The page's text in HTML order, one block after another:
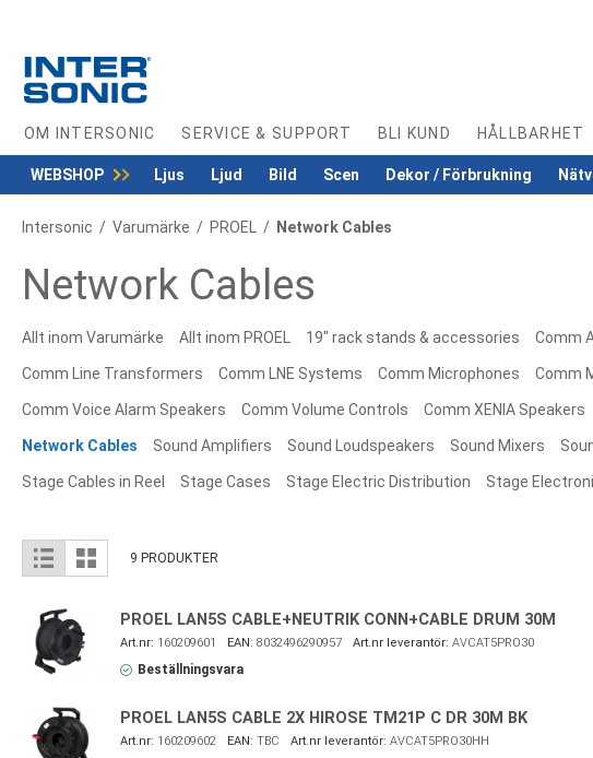
OM INTERSONIC SERVICE & SUPPORT BLI KUND HÅLLBARHET
WEBSHOP Ljus Ljud Bild Scen Dekor / Förbrukning
Intersonic Varumärke PROEL Network Cables
Network Cables
Allt inom Varumärke Allt inom PROEL 19" rack stands & accessories Comm
Comm Line Transformers Comm LNE Systems Comm Microphones Comm
Comm Voice Alarm Speakers Comm Volume Controls Comm XENIA Speakers
Network Cables Sound Amplifiers Sound Loudspeakers Sound Mixers
Stage Cables in Reel Stage Cases Stage Electric Distribution Stage
View
as
List Grid 9 PRODUKTER
PROEL LAN5S CABLE+NEUTRIK CONN+CABLE DRUM 30M
160209601 8032496290957 AVCAT5PRO30
Beställningsvara
PROEL LAN5S CABLE 2X HIROSE TM21P C DR 30M BK
160209602 TBC AVCAT5PRO30HH